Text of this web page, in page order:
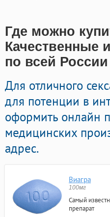
Где можно
Качественные
по всей
Для отличного
для потенции в
оформить онлайн
медицинских
адрес.
Виагра
100мг
Самый
препарат